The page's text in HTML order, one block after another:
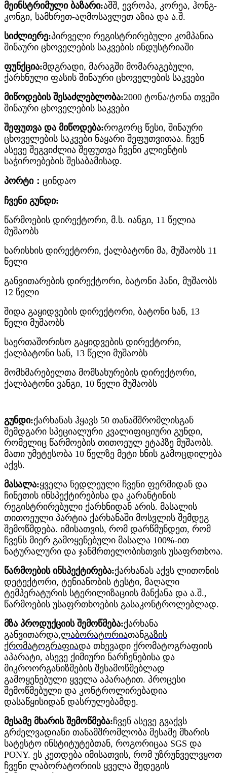
მეინსტრიმული ბაზარი:აშშ, ევროპა, კორეა, ჰონგ-
კონგი, სამხრეთ-აღმოსავლეთ აზია და ა.შ.
სიძლიერე:პირველი რეგისტრირებული კომპანია
შინაური ცხოველების საკვების ინდუსტრიაში
ფუნქცია:მდგრადი, მარაგში მომარაგებული,
ქარხნული ფასის შინაური ცხოველების საკვები
მიწოდების შესაძლებლობა:2000 ტონა/ტონა თვეში
შინაური ცხოველების საკვები
შეფუთვა და მიწოდება:როგორც წესი, შინაური
ცხოველების საკვები ნაყარი შეფუთვითაა. ჩვენ
ასევე შეგვიძლია შეფუთვა ჩვენი კლიენტის
საჭიროებების შესაბამისად.
პორტი： ცინდაო
ჩვენი გუნდი:
წარმოების დირექტორი, მ.ს. იანგი, 11 წელია
მუშაობს
ხარისხის დირექტორი, ქალბატონი მა, მუშაობს 11
წელი
განვითარების დირექტორი, ბატონი ჰანი, მუშაობს
12 წელი
შიდა გაყიდვების დირექტორი, ბატონი სან, 13
წელი მუშაობს
საერთაშორისო გაყიდვების დირექტორი,
ქალბატონი სან, 13 წელი მუშაობს
მომხმარებელთა მომსახურების დირექტორი,
ქალბატონი ვანგი, 10 წელი მუშაობს
გუნდი:ქარხანას ჰყავს 50 თანამშრომლისგან
შემდგარი სპეციალური კვალიფიციური გუნდი,
რომელიც წარმოების თითოეულ ეტაპზე მუშაობს.
მათი უმეტესობა 10 წელზე მეტი ხნის გამოცდილება
აქვს.
მასალა:ყველა ნედლეული ჩვენი ფერმიდან და
ჩინეთის ინსპექტირებისა და კარანტინის
რეგისტრირებული ქარხნიდან არის. მასალის
თითოეული პარტია ქარხანაში მოსვლის შემდეგ
შემოწმდება. იმისათვის, რომ დარწმუნდეთ, რომ
ჩვენს მიერ გამოყენებული მასალა 100%-ით
ნატურალური და ჯანმრთელობისთვის უსაფრთხოა.
წარმოების ინსპექტირება:ქარხანას აქვს ლითონის
დეტექტორი, ტენიანობის ტესტი, მაღალი
ტემპერატურის სტერილიზაციის მანქანა და ა.შ.,
წარმოების უსაფრთხოების გასაკონტროლებლად.
მზა პროდუქციის შემოწმება:ქარხანა
განვითარდა,ლაბორატორიათანგაზის
ქრომატოგრაფიადა თხევადი ქრომატოგრაფიის
აპარატი, ასევე ქიმიური ნარჩენებისა და
მიკროორგანიზმების შესამოწმებლად
გამოყენებული ყველა აპარატით. პროცესი
შემოწმებული და კონტროლირებადია
დასაწყისიდან დასრულებამდე.
მესამე მხარის შემოწმება:ჩვენ ასევე გვაქვს
გრძელვადიანი თანამშრომლობა მესამე მხარის
სატესტო ინსტიტუტებთან, როგორიცაა SGS და
PONY. ეს კეთდება იმისათვის, რომ უზრუნველვყოთ
ჩვენი ლაბორატორიის ყველა შედეგის